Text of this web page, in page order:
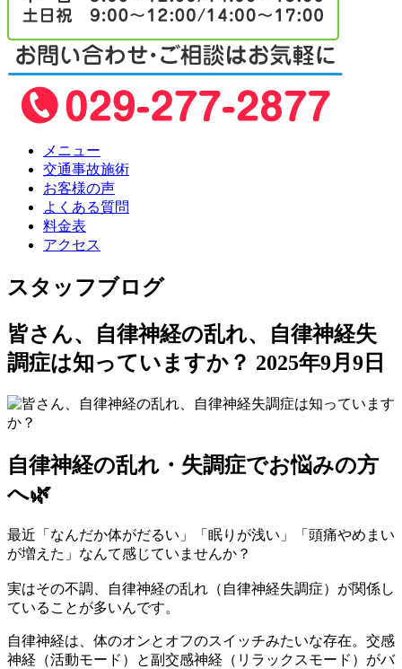
メニュー
交通事故施術
お客様の声
よくある質問
料金表
アクセス
スタッフブログ
皆さん、自律神経の乱れ、自律神経失
調症は知っていますか？ 2025年9月9日
自律神経の乱れ・失調症でお悩みの方
へ🌿
最近「なんだか体がだるい」「眠りが浅い」「頭痛やめまい
が増えた」なんて感じていませんか？
実はその不調、自律神経の乱れ（自律神経失調症）が関係し
ていることが多いんです。
自律神経は、体のオンとオフのスイッチみたいな存在。交感
神経（活動モード）と副交感神経（リラックスモード）がバ